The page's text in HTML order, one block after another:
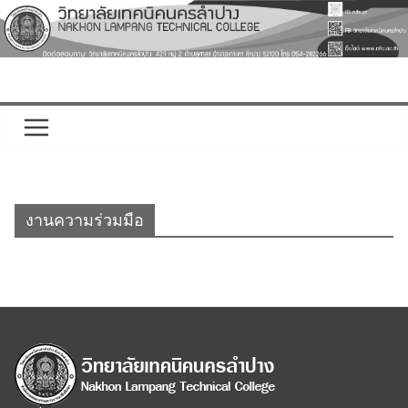
Skip
to
content
งานความร่วมมือ